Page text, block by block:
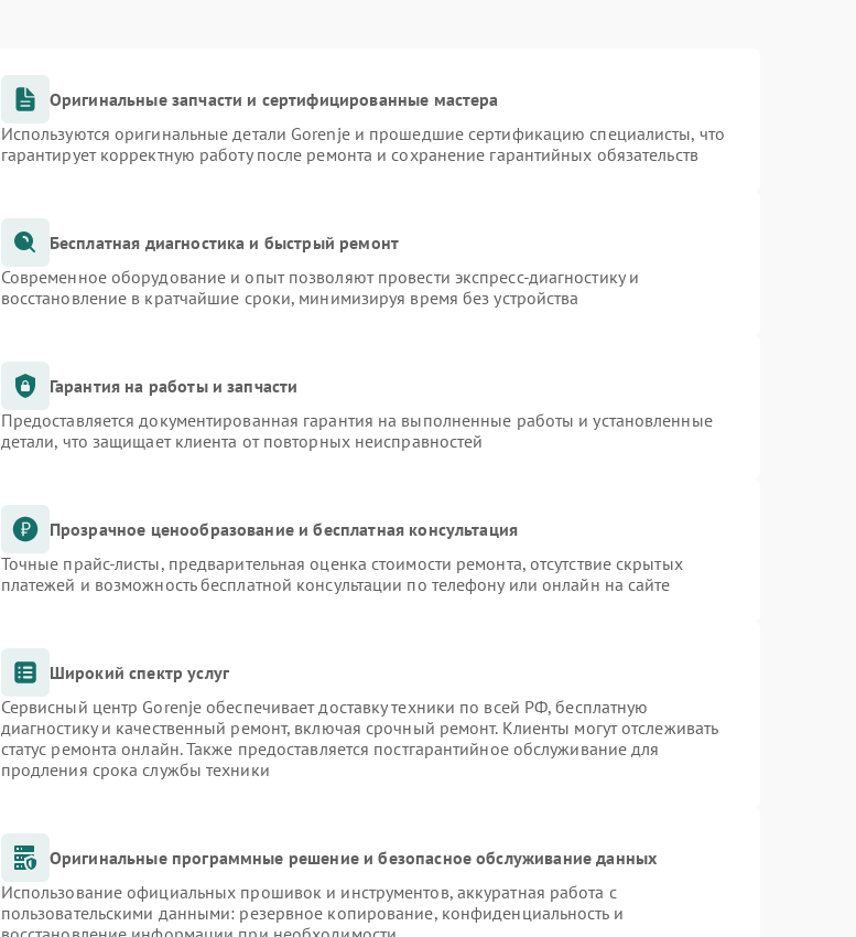
Оригинальные запчасти и сертифицированные мастера
Используются оригинальные детали Gorenje и прошедшие сертификацию специалисты, что
гарантирует корректную работу после ремонта и сохранение гарантийных обязательств
Бесплатная диагностика и быстрый ремонт
Современное оборудование и опыт позволяют провести экспресс-диагностику и
восстановление в кратчайшие сроки, минимизируя время без устройства
Гарантия на работы и запчасти
Предоставляется документированная гарантия на выполненные работы и установленные
детали, что защищает клиента от повторных неисправностей
Прозрачное ценообразование и бесплатная консультация
Точные прайс-листы, предварительная оценка стоимости ремонта, отсутствие скрытых
платежей и возможность бесплатной консультации по телефону или онлайн на сайте
Широкий спектр услуг
Сервисный центр Gorenje обеспечивает доставку техники по всей РФ, бесплатную
диагностику и качественный ремонт, включая срочный ремонт. Клиенты могут отслеживать
статус ремонта онлайн. Также предоставляется постгарантийное обслуживание для
продления срока службы техники
Оригинальные программные решение и безопасное обслуживание данных
Использование официальных прошивок и инструментов, аккуратная работа с
пользовательскими данными: резервное копирование, конфиденциальность и